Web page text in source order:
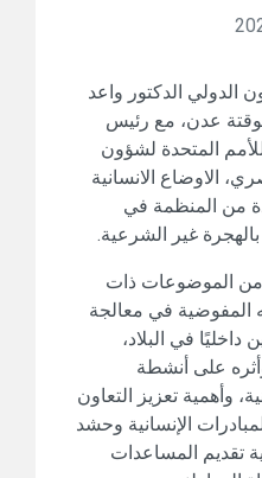
الدولي الدكتور واعد
عدن، مع رئيس
المتحدة لشؤون
الاوضاع الانسانية
من المنظمة في
غير الشرعية.
من الموضوعات ذات
المفوضية في معالجة
داخليًا في البلاد،
على أنشطة
وأهمية تعزيز التعاون
الإنسانية وحشد
تقديم المساعدات